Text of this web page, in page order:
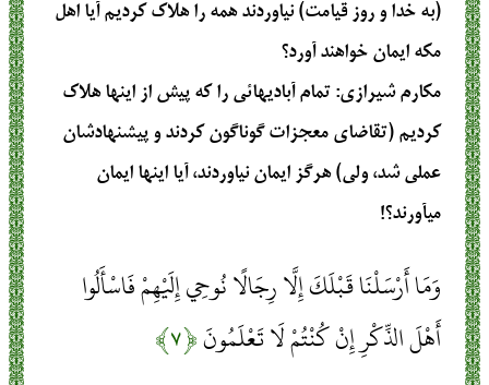
(به خدا و روز قیامت) نیاوردند همه را هلاک کردیم آیا اهل
مکه ایمان خواهند آورد؟
مکارم شیرازی: تمام آباديهائي را كه پيش از اينها هلاك
كرديم (تقاضاي معجزات گوناگون كردند و پيشنهادشان
عملي شد، ولي) هرگز ايمان نياوردند، آيا اينها ايمان
مي‏آورند؟!
وَمَا أَرْسَلْنَا قَبْلَكَ إِلَّا رِجَالًا نُوحِي إِلَيْهِمْ فَاسْأَلُوا
أَهْلَ الذِّكْرِ إِنْ كُنْتُمْ لَا تَعْلَمُونَ﴿۷﴾